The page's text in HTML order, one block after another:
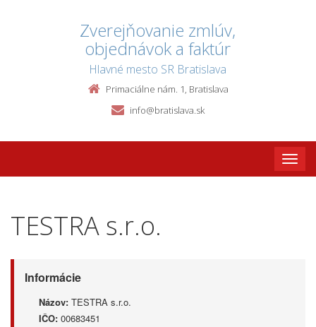
Zverejňovanie zmlúv,
objednávok a faktúr
Hlavné mesto SR Bratislava
Primaciálne nám. 1, Bratislava
info@bratislava.sk
Toggle
TESTRA s.r.o.
Informácie
Názov: TESTRA s.r.o.
IČO: 00683451